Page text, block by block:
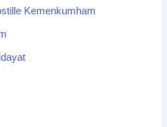
Kemenkumham